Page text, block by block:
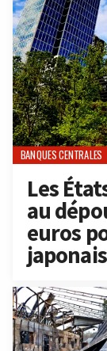
BANQUES CENTRALES
Les
au
euros